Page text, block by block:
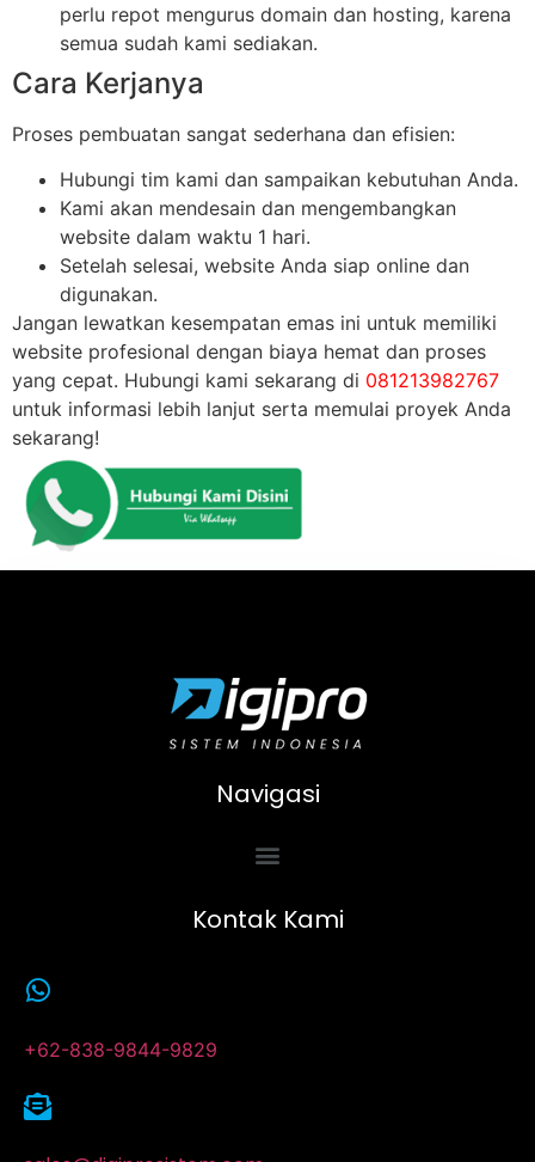
perlu repot mengurus domain dan hosting, karena
semua sudah kami sediakan.
Cara Kerjanya
Proses pembuatan sangat sederhana dan efisien:
Hubungi tim kami dan sampaikan kebutuhan Anda.
Kami akan mendesain dan mengembangkan
website dalam waktu 1 hari.
Setelah selesai, website Anda siap online dan
digunakan.
Jangan lewatkan kesempatan emas ini untuk memiliki
website profesional dengan biaya hemat dan proses
yang cepat. Hubungi kami sekarang di 081213982767
untuk informasi lebih lanjut serta memulai proyek Anda
sekarang!
Navigasi
Kontak Kami
+62-838-9844-9829